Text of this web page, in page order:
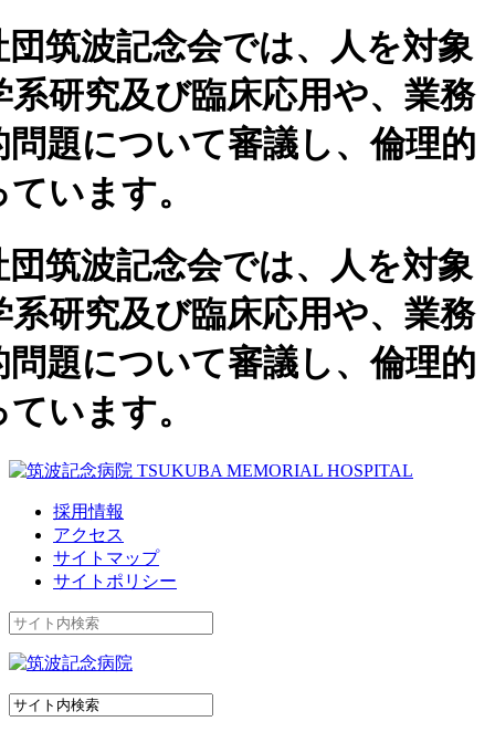
筑波記念会では、人を対象
研究及び臨床応用や、業務
題について審議し、倫理的
います。
筑波記念会では、人を対象
研究及び臨床応用や、業務
題について審議し、倫理的
います。
採用情報
アクセス
サイトマップ
サイトポリシー